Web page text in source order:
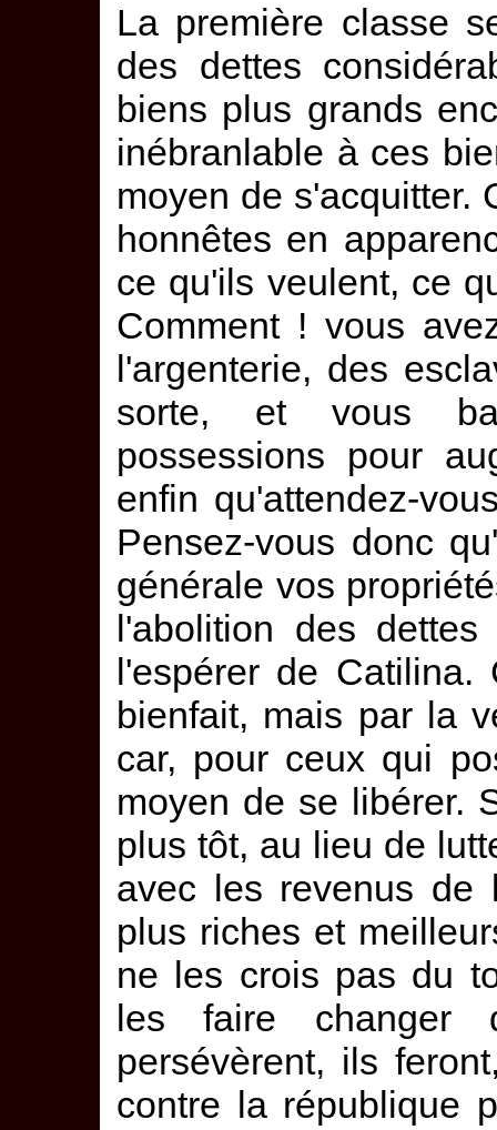
La première classe
des dettes
biens plus grands
inébranlable à ces
moyen de s'acquitter.
honnêtes en
ce qu'ils veulent, ce
Comment ! vous
l'argenterie, des
sorte, et vous
possessions pour
enfin qu'attendez-
Pensez-vous donc
générale vos
l'abolition des
l'espérer de Catilina.
bienfait, mais par la
car, pour ceux qui
moyen de se libérer.
plus tôt, au lieu de
avec les revenus de
plus riches et
ne les crois pas du
les faire changer
persévèrent, ils
contre la république